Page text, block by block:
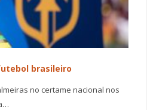
brasileiro
no certame nacional nos